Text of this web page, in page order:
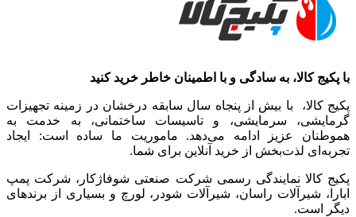
با پکیج کالا، به سادگی و با اطمینان خاطر خرید کنید
پکیج کالا، با بیش از پنجاه سال سابقه درخشان در زمینه تجهیزات
گرمایشی، سرمایشی، و تاسیسات ساختمانی، به خدمت به
هموطنان عزیز ادامه می‌دهد. ماموریت ما ساده است: ایجاد
تجربه‌ای لذت‌بخش از خرید آنلاین برای شما.
پکیج کالا نمایندگی رسمی شرکت صنعتی شوفاژکار، شرکت پمپ
ابارا، شیرآلات راسان، شیرآلات شودر، لورچ و بسیاری از برندهای
دیگر است.